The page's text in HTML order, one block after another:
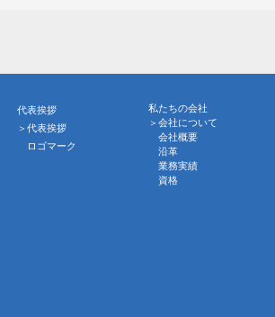
代表挨拶
＞代表挨拶
ロゴマーク
私たちの会社
＞会社について
会社概要
沿革
業務実績
資格